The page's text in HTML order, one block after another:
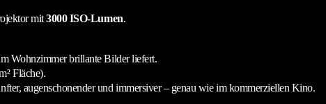
mit3000 ISO-Lumen.
Wohnzimmer brillante Bilder liefert.
Fläche).
augenschonender und immersiver – genau wie im kommerziellen Kino.